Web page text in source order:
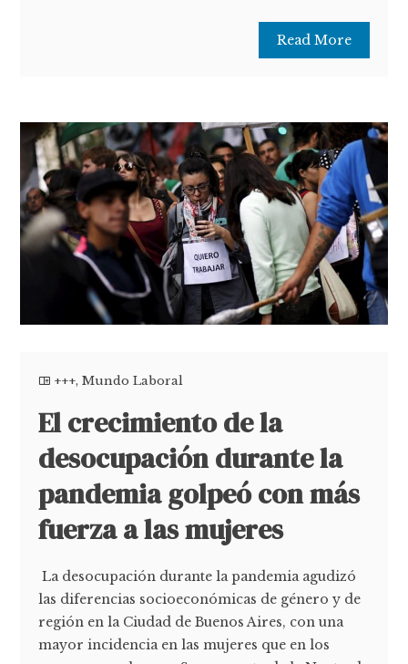
Read More
+++,Mundo Laboral
El crecimiento de la
desocupación durante la
pandemia golpeó con más
fuerza a las mujeres
La desocupación durante la pandemia agudizó
las diferencias socioeconómicas de género y de
región en la Ciudad de Buenos Aires, con una
mayor incidencia en las mujeres que en los